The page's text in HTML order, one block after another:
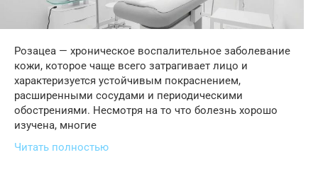
Розацеа — хроническое воспалительное заболевание
кожи, которое чаще всего затрагивает лицо и
характеризуется устойчивым покраснением,
расширенными сосудами и периодическими
обострениями. Несмотря на то что болезнь хорошо
изучена, многие
Читать полностью